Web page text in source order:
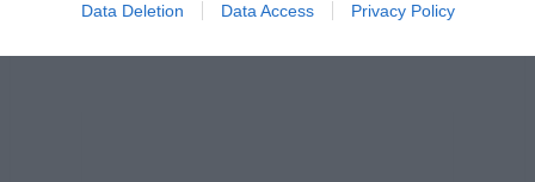
Data Deletion Data Access Privacy Policy